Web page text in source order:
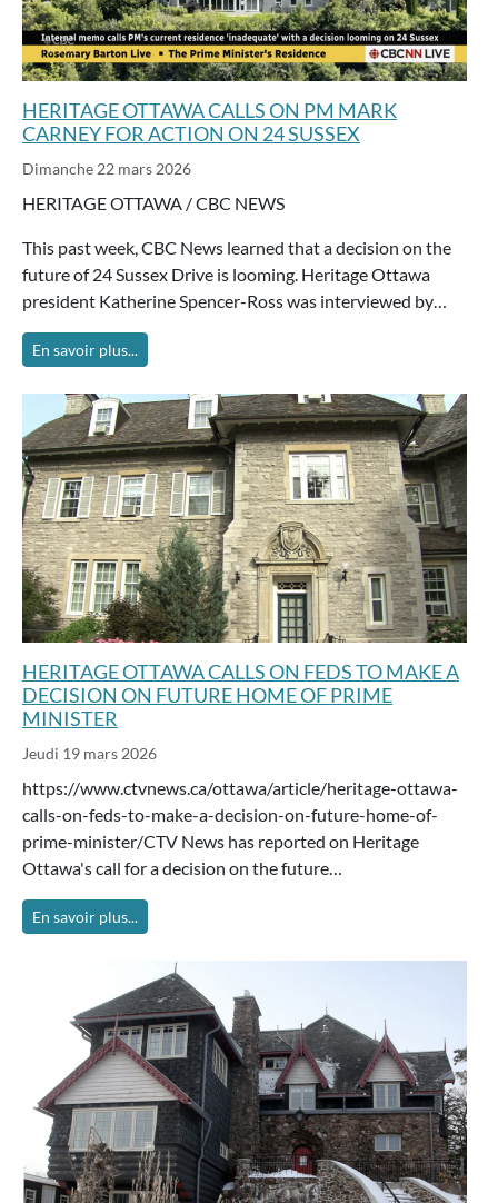
HERITAGE OTTAWA CALLS ON PM MARK
CARNEY FOR ACTION ON 24 SUSSEX
Dimanche 22 mars 2026
HERITAGE OTTAWA / CBC NEWS
This past week, CBC News learned that a decision on the
future of 24 Sussex Drive is looming. Heritage Ottawa
president Katherine Spencer-Ross was interviewed by…
En savoir plus...
HERITAGE OTTAWA CALLS ON FEDS TO MAKE A
DECISION ON FUTURE HOME OF PRIME
MINISTER
Jeudi 19 mars 2026
https://www.ctvnews.ca/ottawa/article/heritage-ottawa-
calls-on-feds-to-make-a-decision-on-future-home-of-
prime-minister/CTV News has reported on Heritage
Ottawa's call for a decision on the future…
En savoir plus...